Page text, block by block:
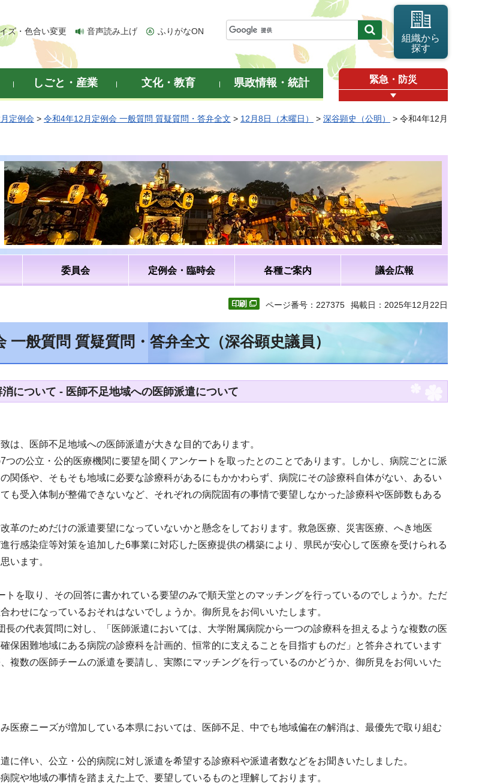
ズ・色合い変更 音声読み上げ ふりがなON
組織から
探す
しごと・産業 文化・教育 県政情報・統計 緊急・防災
定例会 > 令和4年12月定例会 一般質問 質疑質問・答弁全文 > 12月8日（木曜日） > 深谷顕史（公明）
> 令和4年12月
委員会 定例会・臨時会 各種ご案内 議会広報
ページ番号：227375 掲載日：2025年12月22日
一般質問 質疑質問・答弁全文（深谷顕史議員）
について - 医師不足地域への医師派遣について
は、医師不足地域への医師派遣が大きな目的であります。
つの公立・公的医療機関に要望を聞くアンケートを取ったとのことであります。しかし、病院ごとに派
関係や、そもそも地域に必要な診療科があるにもかかわらず、病院にその診療科自体がない、あるい
も受入体制が整備できないなど、それぞれの病院固有の事情で要望しなかった診療科や医師数もある
革のためだけの派遣要望になっていないかと懸念をしております。救急医療、災害医療、へき地医
行感染症等対策を追加した6事業に対応した医療提供の構築により、県民が安心して医療を受けられる
います。
トを取り、その回答に書かれている要望のみで順天堂とのマッチングを行っているのでしょうか。ただ
わせになっているおそれはないでしょうか。御所見をお伺いいたします。
長の代表質問に対し、「医師派遣においては、大学附属病院から一つの診療科を担えるような複数の医
保困難地域にある病院の診療科を計画的、恒常的に支えることを目指すものだ」と答弁されています
複数の医師チームの派遣を要請し、実際にマッチングを行っているのかどうか、御所見をお伺いいた
医療ニーズが増加している本県においては、医師不足、中でも地域偏在の解消は、最優先で取り組む
に伴い、公立・公的病院に対し派遣を希望する診療科や派遣者数などをお聞きいたしました。
院や地域の事情を踏まえた上で、要望しているものと理解しております。